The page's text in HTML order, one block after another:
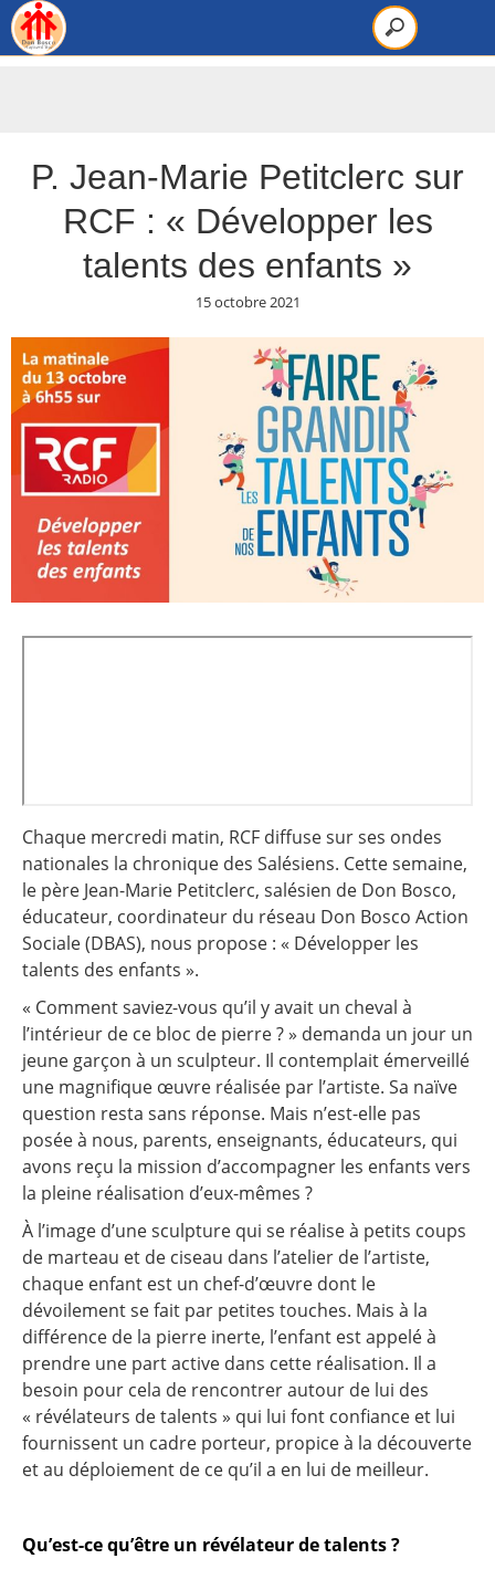
P. Jean-Marie Petitclerc sur
RCF : « Développer les
talents des enfants »
15 octobre 2021
Chaque mercredi matin, RCF diffuse sur ses ondes
nationales la chronique des Salésiens. Cette semaine,
le père Jean-Marie Petitclerc, salésien de Don Bosco,
éducateur, coordinateur du réseau Don Bosco Action
Sociale (DBAS), nous propose : « Développer les
talents des enfants ».
« Comment saviez-vous qu’il y avait un cheval à
l’intérieur de ce bloc de pierre ? » demanda un jour un
jeune garçon à un sculpteur. Il contemplait émerveillé
une magnifique œuvre réalisée par l’artiste. Sa naïve
question resta sans réponse. Mais n’est-elle pas
posée à nous, parents, enseignants, éducateurs, qui
avons reçu la mission d’accompagner les enfants vers
la pleine réalisation d’eux-mêmes ?
À l’image d’une sculpture qui se réalise à petits coups
de marteau et de ciseau dans l’atelier de l’artiste,
chaque enfant est un chef-d’œuvre dont le
dévoilement se fait par petites touches. Mais à la
différence de la pierre inerte, l’enfant est appelé à
prendre une part active dans cette réalisation. Il a
besoin pour cela de rencontrer autour de lui des
« révélateurs de talents » qui lui font confiance et lui
fournissent un cadre porteur, propice à la découverte
et au déploiement de ce qu’il a en lui de meilleur.
Qu’est-ce qu’être un révélateur de talents ?